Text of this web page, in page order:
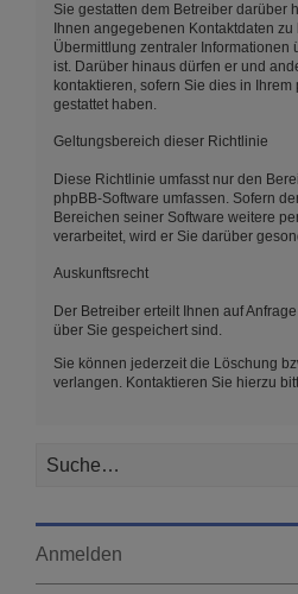
Sie gestatten dem Betreiber darüber
Ihnen angegebenen Kontaktdaten
Übermittlung zentraler Informationen
ist. Darüber hinaus dürfen er und
kontaktieren, sofern Sie dies in
gestattet haben.
Geltungsbereich dieser Richtlinie
Diese Richtlinie umfasst nur den
phpBB-Software umfassen. Sofern
Bereichen seiner Software weitere
verarbeitet, wird er Sie darüber
Auskunftsrecht
Der Betreiber erteilt Ihnen auf
über Sie gespeichert sind.
Sie können jederzeit die Löschung
verlangen. Kontaktieren Sie hierzu
Anmelden